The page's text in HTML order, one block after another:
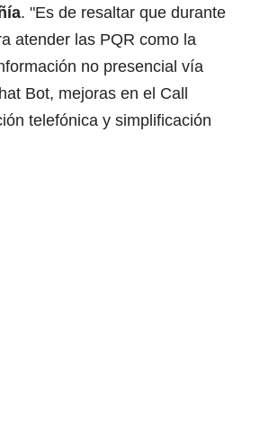
. "Es de resaltar que durante
atender las PQR como la
no presencial vía
Bot, mejoras en el Call
telefónica y simplificación